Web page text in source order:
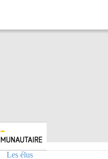
Les élus